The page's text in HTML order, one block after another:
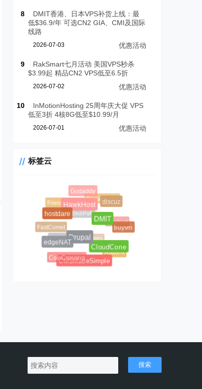
8
DMIT香港、日本VPS补货上线：最
低$36.9/年 可选CN2 GIA、CMI及国际
线路
2026-07-03 优惠活动
9
RakSmart七月活动 美国VPS秒杀
$3.99起 精品CN2 VPS低至6.5折
2026-07-02 优惠活动
10
InMotionHosting 25周年庆大促 VPS
低至3折 4核8G低至$10.99/月
2026-07-01 优惠活动
标签云
Aquanx
Arvixe
BBS
bluehost
buyvm
CloudCone
CMSMadeSimple
ColoCrossing
Database Mart
DediPath
DigitalOcean
discuz
DMIT
Drupal
edgeNAT
FastComet
FriendHosting
Godaddy
HawkHost
hostdare
搜索